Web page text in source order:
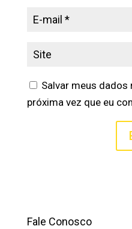
Salvar meus dados
próxima vez que eu
Fale Conosco